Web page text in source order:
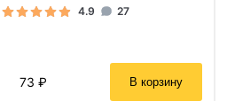
4.9 27
73 ₽ В корзину